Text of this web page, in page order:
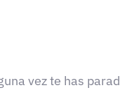
vez te has